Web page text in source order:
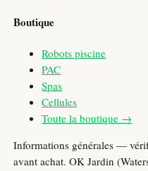
Boutique
Robots piscine
PAC
Spas
Cellules
Toute la boutique →
Informations générales —
avant achat. OK Jardin